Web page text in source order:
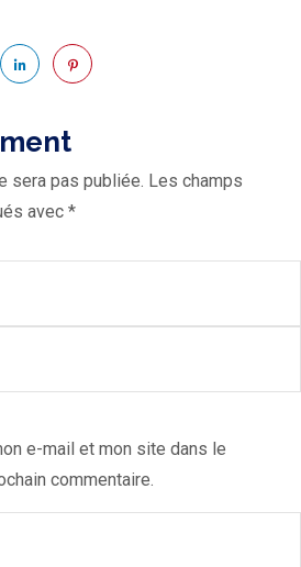
sera pas publiée. Les champs
avec *
e-mail et mon site dans le
commentaire.